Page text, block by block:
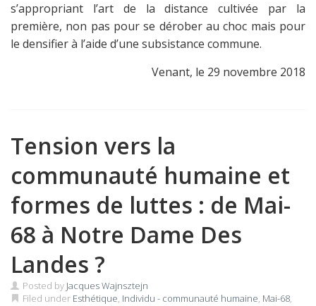
s’appropriant l’art de la distance cultivée par la
première, non pas pour se dérober au choc mais pour
le densifier à l’aide d’une subsistance commune.
Venant, le 29 novembre 2018
Tension vers la
communauté humaine et
formes de luttes : de Mai-
68 à Notre Dame Des
Landes ?
Posted by Jacques Wajnsztejn
Filed under Esthétique, Individu - communauté humaine, Mai-68,